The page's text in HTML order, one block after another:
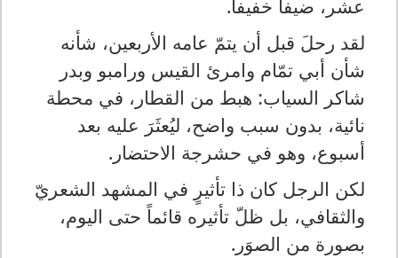
عشر، ضيفاً خفيفاً.
لقد رحلَ قبل أن يتمّ عامه الأربعين، شأنه
شأن أبي تمّام وامرئ القيس ورامبو وبدر
شاكر السياب: هبط من القطار، في محطة
نائية، بدون سبب واضح، ليُعثَرَ عليه بعد
أسبوع، وهو في حشرجة الاحتضار.
لكن الرجل كان ذا تأثيرٍ في المشهد الشعريّ
والثقافي، بل ظلّ تأثيره قائماً حتى اليوم،
بصورة من الصوَر.